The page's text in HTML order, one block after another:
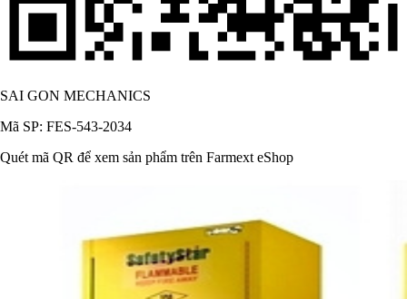
SAI GON MECHANICS
Mã SP: FES-543-2034
Quét mã QR để xem sản phẩm trên Farmext eShop